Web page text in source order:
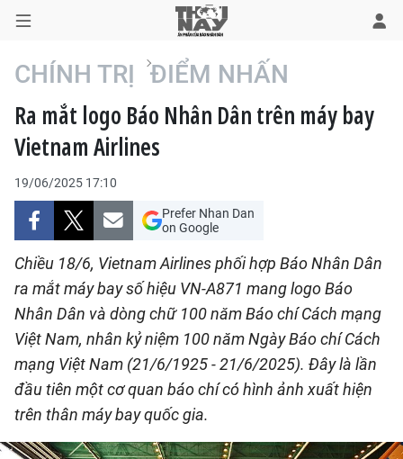
TRANG CHỦ
CHÍNH TRỊ
XÃ HỘI
KINH TẾ
ĐÔ THỊ
VĂN HÓA - VĂN NGHỆ
QUỐC TẾ
CHÍNH TRỊ ĐIỂM NHẤN
Ra mắt logo Báo Nhân Dân trên máy bay
Vietnam Airlines
19/06/2025 17:10
Prefer Nhan Dan
on Google
Chiều 18/6, Vietnam Airlines phối hợp BáoNhân Dân
ra mắt máy bay số hiệu VN-A871 mang logo Báo
Nhân Dân và dòng chữ 100 năm Báo chí Cách mạng
Việt Nam, nhân kỷ niệm 100 năm Ngày Báo chí Cách
mạng Việt Nam (21/6/1925 - 21/6/2025). Đây là lần
đầu tiên một cơ quan báo chí có hình ảnh xuất hiện
trên thân máy bay quốc gia.